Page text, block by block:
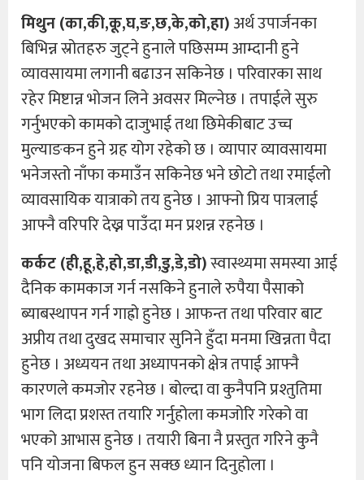
मिथुन (का,की,कू,घ,ङ,छ,के,को,हा)अर्थ उपार्जनका
बिभिन्न स्रोतहरु जुट्ने हुनाले पछिसम्म आम्दानी हुने
व्यावसायमा लगानी बढाउन सकिनेछ । परिवारका साथ
रहेर मिष्टान्न भोजन लिने अवसर मिल्नेछ । तपाईले सुरु
गर्नुभएको कामको दाजुभाई तथा छिमेकीबाट उच्च
मुल्याङकन हुने ग्रह योग रहेको छ । व्यापार व्यावसायमा
भनेजस्तो नाँफा कमाउँन सकिनेछ भने छोटो तथा रमाईलो
व्यावसायिक यात्राको तय हुनेछ । आफ्नो प्रिय पात्रलाई
आफ्नै वरिपरि देख्न पाउँदा मन प्रशन्न रहनेछ ।
कर्कट (ही,हू,हे,हो,डा,डी,डु,डे,डो)स्वास्थ्यमा समस्या आई
दैनिक कामकाज गर्न नसकिने हुनाले रुपैया पैसाको
ब्याबस्थापन गर्न गाह्रो हुनेछ । आफन्त तथा परिवार बाट
अप्रीय तथा दुखद समाचार सुनिने हुँदा मनमा खिन्नता पैदा
हुनेछ । अध्ययन तथा अध्यापनको क्षेत्र तपाई आफ्नै
कारणले कमजोर रहनेछ । बोल्दा वा कुनैपनि प्रश्तुतिमा
भाग लिदा प्रशस्त तयारि गर्नुहोला कमजोरि गरेको वा
भएको आभास हुनेछ । तयारी बिना नै प्रस्तुत गरिने कुनै
पनि योजना बिफल हुन सक्छ ध्यान दिनुहोला ।